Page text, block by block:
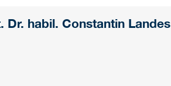
Dr. habil. Constantin Landes